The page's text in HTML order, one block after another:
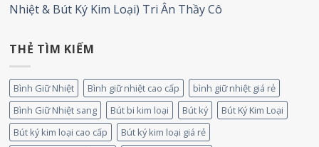
Nhiệt & Bút Ký Kim Loại) Tri Ân Thầy Cô
THẺ TÌM KIẾM
Bình Giữ Nhiệt Bình giữ nhiệt cao cấp
bình giữ nhiệt giá rẻ
Bình Giữ Nhiệt sang
Bút bi kim loại Bút ký
Bút Ký Kim Loại
Bút ký kim loại cao cấp
Bút ký kim loại giá rẻ